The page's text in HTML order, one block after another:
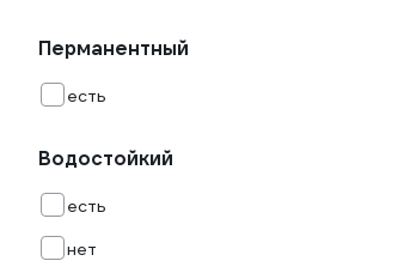
Перманентный
есть
Водостойкий
есть
нет